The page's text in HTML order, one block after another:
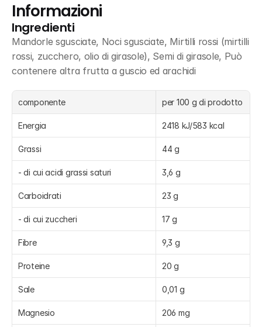
Informazioni
Ingredienti
Mandorle sgusciate, Noci sgusciate, Mirtilli rossi (mirtilli
rossi, zucchero, olio di girasole), Semi di girasole, Può
contenere altra frutta a guscio ed arachidi
componente per 100 g di prodotto
Energia 2418 kJ/583 kcal
Grassi 44 g
- di cui acidi grassi saturi 3,6 g
Carboidrati 23 g
- di cui zuccheri 17 g
Fibre 9,3 g
Proteine 20 g
Sale 0,01 g
Magnesio 206 mg